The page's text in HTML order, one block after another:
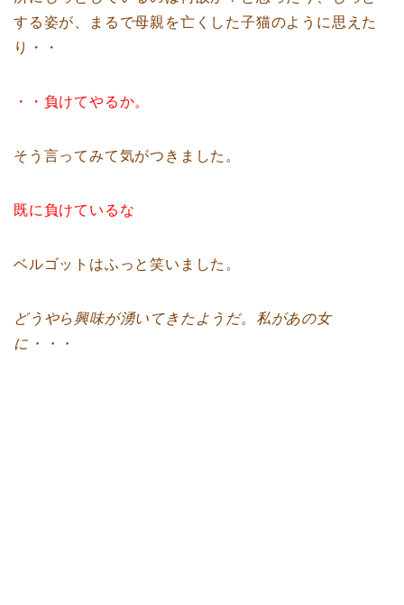
する姿が、まるで母親を亡くした子猫のように思えた
り・・
・・負けてやるか。
そう言ってみて気がつきました。
既に負けているな
ベルゴットはふっと笑いました。
どうやら興味が湧いてきたようだ。私があの女
に・・・